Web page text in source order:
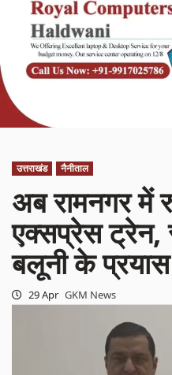
उत्तराखंड नैनीताल
अब रामनगर में
एक्सप्रेस ट्रेन,
बलूनी के
29 Apr GKM News